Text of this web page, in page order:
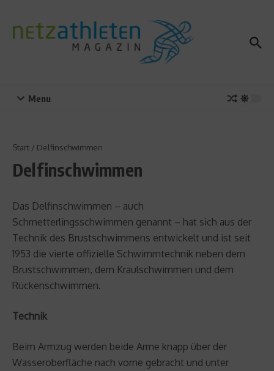
Menu
Start / Delfinschwimmen
Delfinschwimmen
Das Delfinschwimmen – auch
Schmetterlingsschwimmen genannt – hat sich aus der
Technik des Brustschwimmens entwickelt und ist seit
1953 die vierte offizielle Schwimmtechnik neben dem
Brustschwimmen, dem Kraulschwimmen und dem
Rückenschwimmen.
Technik
Beim Armzug werden beide Arme knapp über der
Wasseroberfläche nach vorne gebracht und unter